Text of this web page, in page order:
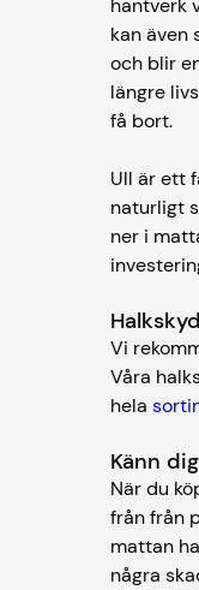
hantverk
kan även
och blir
längre
få bort.
Ull är ett
naturligt
ner i
Vi
Våra
hela
Känn
När du
från från
mattan
några